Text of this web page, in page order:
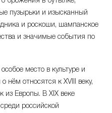
+0.68%
+0.13%
-0.94%
+0.99%
пузырьки и изысканный
и роскоши, шампанское
и значимые события по
место в культуре и
нём относятся к XVIII веку,
из Европы. В XIX веке
российской